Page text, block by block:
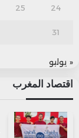
24
25
31
« يوليو
اقتصاد المغرب